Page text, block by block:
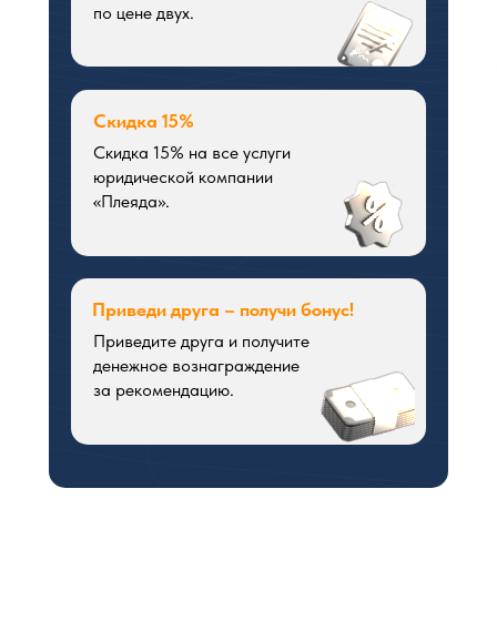
по цене двух.
Приведи друга – получи бонус!
Приведите друга и получите
денежное вознаграждение
за рекомендацию.
Скидка 15%
Скидка 15% на все услуги
юридической компании
«Плеяда».